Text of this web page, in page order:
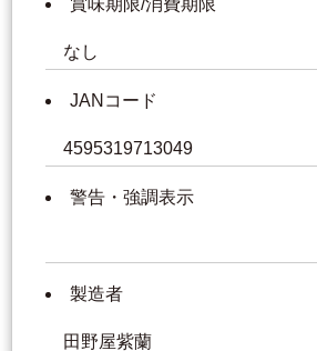
賞味期限/消費期限
なし
JANコード
4595319713049
警告・強調表示
製造者
田野屋紫蘭